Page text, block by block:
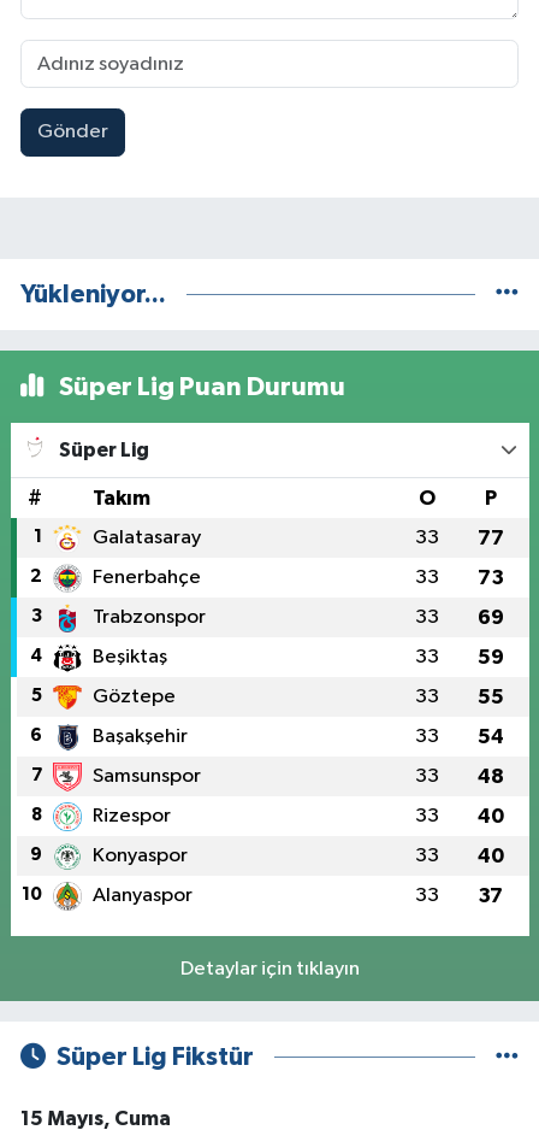
Gönder
Yükleniyor...
Süper Lig Puan Durumu
Süper Lig
# Takım O P
1 Galatasaray 33 77
2 Fenerbahçe 33 73
3 Trabzonspor 33 69
4 Beşiktaş 33 59
5 Göztepe 33 55
6 Başakşehir 33 54
7 Samsunspor 33 48
8 Rizespor 33 40
9 Konyaspor 33 40
10 Alanyaspor 33 37
Detaylar için tıklayın
Süper Lig Fikstür
15 Mayıs, Cuma